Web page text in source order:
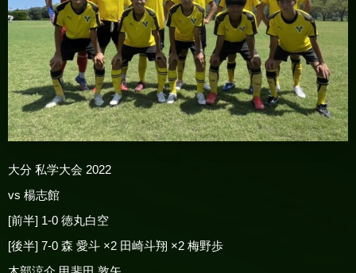
大分 私学大会 2022
vs 楊志館
[前半] 1-0 徳丸白空
[後半] 7-0 森 愛斗 ×2 田崎斗翔 ×2 梅野歩